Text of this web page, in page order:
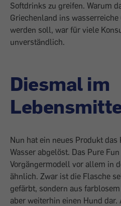
Softdrinks zu greifen. Warum
Griechenland ins
werden soll, war für viele
unverständlich.
Diesmal im
Nun hat ein neues Produkt
Wasser abgelöst. Das Pure
Vorgängermodell vor allem in
ähnlich. Zwar ist die Flasche
gefärbt, sondern aus
aber weiterhin einen Hund